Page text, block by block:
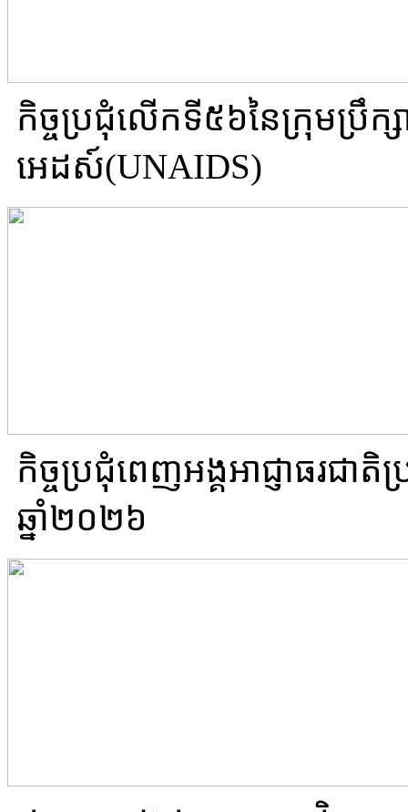
កិច្ចប្រជុំ​លើក​ទី៥៦នៃ​ក្រុមប្រឹ
អេដស៍(UNAIDS)
កិច្ចប្រជុំពេញអង្គអាជ្ញាធរជ
ឆ្នាំ២០២៦